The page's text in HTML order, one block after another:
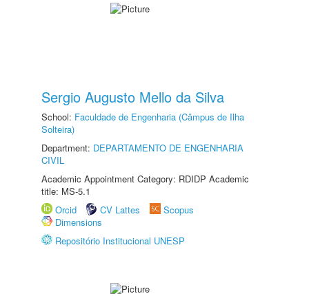
Sergio Augusto Mello da Silva
School: Faculdade de Engenharia (Câmpus de Ilha
Solteira)
Department: DEPARTAMENTO DE ENGENHARIA
CIVIL
Academic Appointment Category: RDIDP Academic
title: MS-5.1
Orcid
CV Lattes
Scopus
Dimensions
Repositório Institucional UNESP